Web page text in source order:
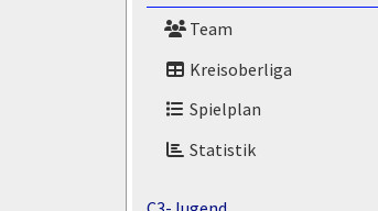
Team
Kreisoberliga
Spielplan
Statistik